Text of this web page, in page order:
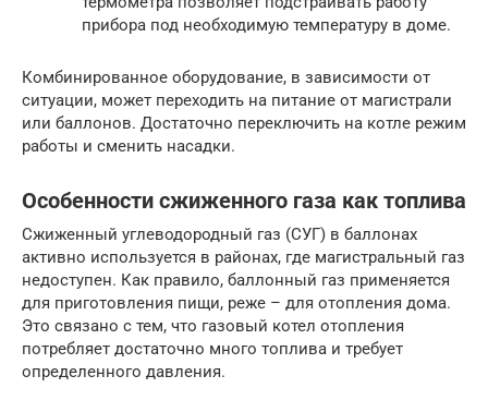
прибора под необходимую температуру в доме.
Комбинированное оборудование, в зависимости от
ситуации, может переходить на питание от магистрали
или баллонов. Достаточно переключить на котле режим
работы и сменить насадки.
Особенности сжиженного газа как топлива
Сжиженный углеводородный газ (СУГ) в баллонах
активно используется в районах, где магистральный газ
недоступен. Как правило, баллонный газ применяется
для приготовления пищи, реже – для отопления дома.
Это связано с тем, что газовый котел отопления
потребляет достаточно много топлива и требует
определенного давления.